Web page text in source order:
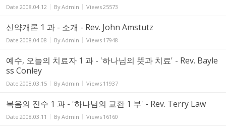
Date 2008.04.12 ByAdmin Views25573
신약개론 1 과 - 소개 - Rev. John Amstutz
Date 2008.04.08 ByAdmin Views 17948
예수, 오늘의 치료자 1 과 - '하나님의 뜻과 치료' - Rev. Bayle
ss Conley
Date 2008.03.15 ByAdmin Views 11937
복음의 진수 1 과 - '하나님의 교환 1 부' - Rev. Terry Law
Date 2008.03.11 ByAdmin Views 16160